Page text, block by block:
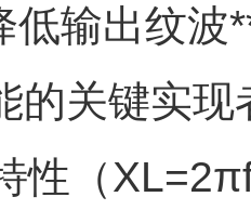
低输出纹波
的关键实现
性（